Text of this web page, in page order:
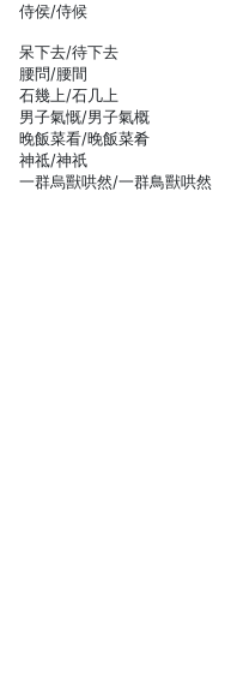
侍侯/侍候
呆下去/待下去
腰問/腰間
石幾上/石几上
男子氣慨/男子氣概
晚飯菜看/晚飯菜肴
神祗/神祇
一群烏獸哄然/一群鳥獸哄然